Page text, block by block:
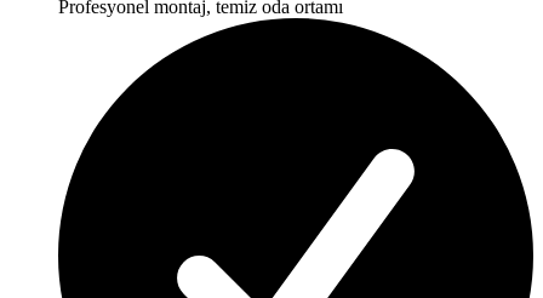
Profesyonel montaj, temiz oda ortamı